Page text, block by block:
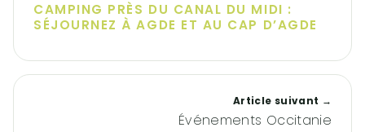
CAMPING PRÈS DU CANAL DU MIDI :
SÉJOURNEZ À AGDE ET AU CAP D’AGDE
Article suivant →
Événements Occitanie